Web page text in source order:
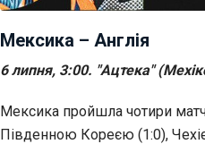
Мексика – Англія
6 липня, 3:00. "Ацтека"
Мексика пройшла чотири
Південною Кореєю (1:0),